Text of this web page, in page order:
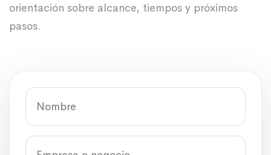
orientación sobre alcance, tiempos y próximos
pasos.